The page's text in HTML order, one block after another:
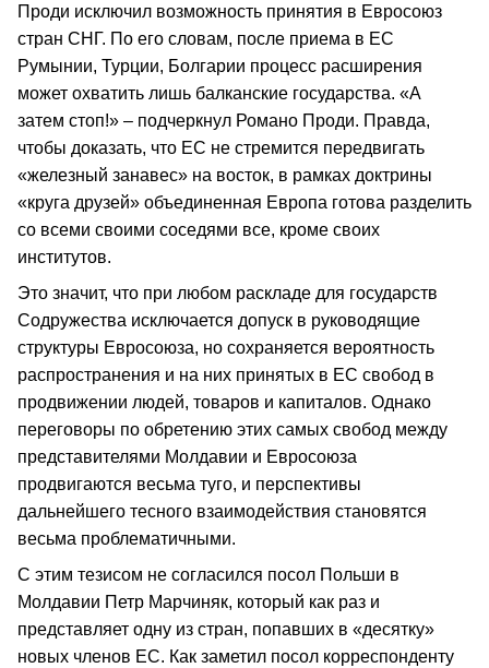
Проди исключил возможность принятия в Евросоюз
стран СНГ. По его словам, после приема в ЕС
Румынии, Турции, Болгарии процесс расширения
может охватить лишь балканские государства. «А
затем стоп!» – подчеркнул Романо Проди. Правда,
чтобы доказать, что ЕС не стремится передвигать
«железный занавес» на восток, в рамках доктрины
«круга друзей» объединенная Европа готова разделить
со всеми своими соседями все, кроме своих
институтов.
Это значит, что при любом раскладе для государств
Содружества исключается допуск в руководящие
структуры Евросоюза, но сохраняется вероятность
распространения и на них принятых в ЕС свобод в
продвижении людей, товаров и капиталов. Однако
переговоры по обретению этих самых свобод между
представителями Молдавии и Евросоюза
продвигаются весьма туго, и перспективы
дальнейшего тесного взаимодействия становятся
весьма проблематичными.
С этим тезисом не согласился посол Польши в
Молдавии Петр Марчиняк, который как раз и
представляет одну из стран, попавших в «десятку»
новых членов ЕС. Как заметил посол корреспонденту